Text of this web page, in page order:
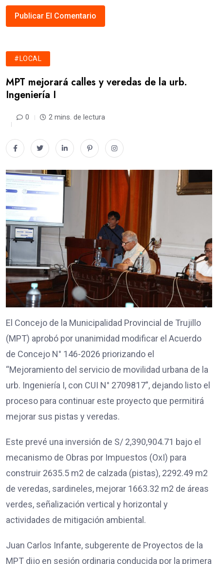
#LOCAL
MPT mejorará calles y veredas de la urb.
Ingeniería I
0 2 mins. de lectura
El Concejo de la Municipalidad Provincial de Trujillo
(MPT) aprobó por unanimidad modificar el Acuerdo
de Concejo N° 146-2026 priorizando el
“Mejoramiento del servicio de movilidad urbana de la
urb. Ingeniería I, con CUI N° 2709817”, dejando listo el
proceso para continuar este proyecto que permitirá
mejorar sus pistas y veredas.
Este prevé una inversión de S/ 2,390,904.71 bajo el
mecanismo de Obras por Impuestos (OxI) para
construir 2635.5 m2 de calzada (pistas), 2292.49 m2
de veredas, sardineles, mejorar 1663.32 m2 de áreas
verdes, señalización vertical y horizontal y
actividades de mitigación ambiental.
Juan Carlos Infante, subgerente de Proyectos de la
MPT dijo en sesión ordinaria conducida por la primera